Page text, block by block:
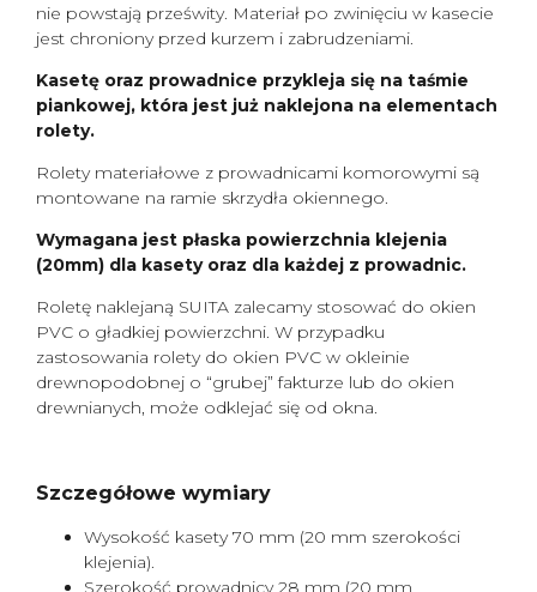
nie powstają prześwity. Materiał po zwinięciu w kasecie
jest chroniony przed kurzem i zabrudzeniami.
Kasetę oraz prowadnice przykleja się na taśmie
piankowej, która jest już naklejona na elementach
rolety.
Rolety materiałowe z prowadnicami komorowymi są
montowane na ramie skrzydła okiennego.
Wymagana jest płaska powierzchnia klejenia
(20mm) dla kasety oraz dla każdej z prowadnic.
Roletę naklejaną SUITA zalecamy stosować do okien
PVC o gładkiej powierzchni. W przypadku
zastosowania rolety do okien PVC w okleinie
drewnopodobnej o “grubej” fakturze lub do okien
drewnianych, może odklejać się od okna.
Szczegółowe wymiary
Wysokość kasety 70 mm (20 mm szerokości
klejenia).
Szerokość prowadnicy 28 mm (20 mm